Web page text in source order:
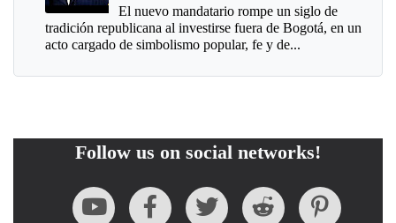
El nuevo mandatario rompe un siglo de
tradición republicana al investirse fuera de Bogotá, en un
acto cargado de simbolismo popular, fe y de...
Follow us on social networks!